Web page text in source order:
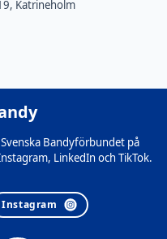
Katrineholm
Bandyförbundet på
LinkedIn och TikTok.
Instagram